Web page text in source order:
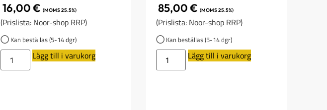
16,00€ (MOMS 25.5%)
(Prislista: Noor-shop RRP)
Kan beställas (5-14 dgr)
Lägg till i varukorg
85,00€ (MOMS 25.5%)
(Prislista: Noor-shop RRP)
Kan beställas (5-14 dgr)
Lägg till i varukorg